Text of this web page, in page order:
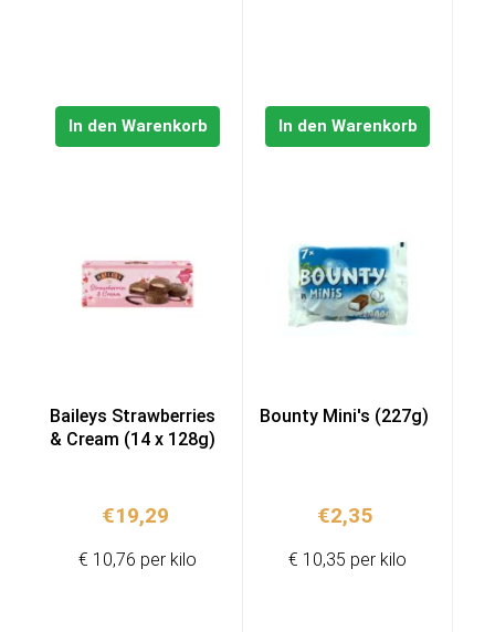
In den Warenkorb In den Warenkorb
Baileys Strawberries
& Cream (14 x 128g)
€19,29
€ 10,76 per kilo
Bounty Mini's (227g)
€2,35
€ 10,35 per kilo